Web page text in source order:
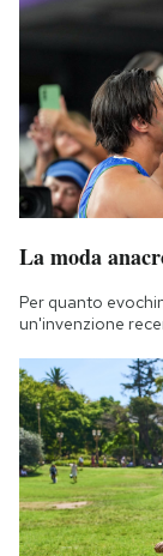
La moda
Per quanto
un'invenzione